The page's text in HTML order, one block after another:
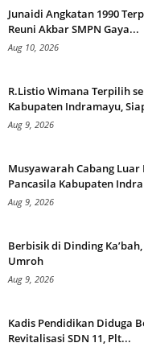
Junaidi Angkatan 1990
Reuni Akbar SMPN Gaya...
Aug 10, 2026
R.Listio Wimana Terpilih
Kabupaten Indramayu,
Aug 9, 2026
Musyawarah Cabang Luar
Pancasila Kabupaten
Aug 9, 2026
Berbisik di Dinding
Umroh
Aug 9, 2026
Kadis Pendidikan Diduga
Revitalisasi SDN 11, Plt...